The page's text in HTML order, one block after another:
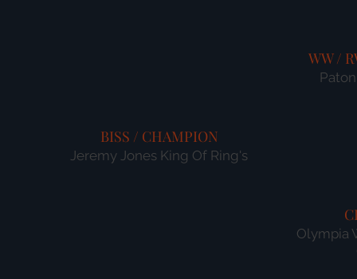
BISS / CHAMPION
Jeremy Jones King Of Ring's
WW /
Olympia